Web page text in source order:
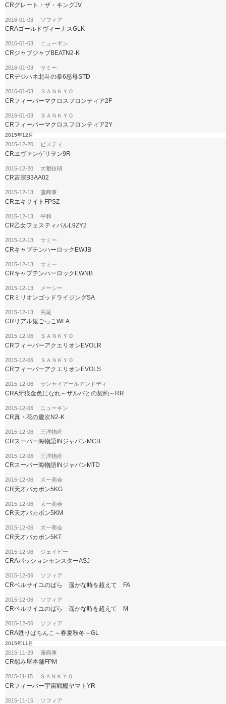
CRグレート・ザ・キングJV
2016-01-03 ソフィア
CRAゴールドヴィーナスGLK
2016-01-03 ニューギン
CRジャブジャブBEATN2-K
2016-01-03 サミー
CRデジハネ北斗の拳6慈母STD
2016-01-03 ＳＡＮＫＹＯ
CRフィーバーマクロスフロンティア2F
2016-01-03 ＳＡＮＫＹＯ
CRフィーバーマクロスフロンティア2Y
2015年12月
2015-12-20 ビスティ
CRヱヴァンゲリヲン9R
2015-12-20 大都技研
CR吉宗B3AA02
2015-12-13 藤商事
CRエキサイトFPSZ
2015-12-13 平和
CR乙女フェスティバルL9ZY2
2015-12-13 サミー
CRキャプテンハーロックEWJB
2015-12-13 サミー
CRキャプテンハーロックEWNB
2015-12-13 メーシー
CRミリオンゴッドライジングSA
2015-12-13 高尾
CRリアル鬼ごっこWLA
2015-12-06 ＳＡＮＫＹＯ
CRフィーバーアクエリオンEVOLR
2015-12-06 ＳＡＮＫＹＯ
CRフィーバーアクエリオンEVOLS
2015-12-06 サンセイアールアンドディ
CRA牙狼金色になれ～ザルバとの契約～RR
2015-12-06 ニューギン
CR真・花の慶次N2-K
2015-12-06 三洋物産
CRスーパー海物語INジャパンMCB
2015-12-06 三洋物産
CRスーパー海物語INジャパンMTD
2015-12-06 大一商会
CR天才バカボン5KG
2015-12-06 大一商会
CR天才バカボン5KM
2015-12-06 大一商会
CR天才バカボン5KT
2015-12-06 ジェイビー
CRAパッションモンスターASJ
2015-12-06 ソフィア
CRベルサイユのばら 遥かな時を超えて FA
2015-12-06 ソフィア
CRベルサイユのばら 遥かな時を超えて M
2015-12-06 ソフィア
CRA甦りぱちんこ～春夏秋冬～GL
2015年11月
2015-11-29 藤商事
CR怨み屋本舗FPM
2015-11-15 ＳＡＮＫＹＯ
CRフィーバー宇宙戦艦ヤマトYR
2015-11-15 ソフィア